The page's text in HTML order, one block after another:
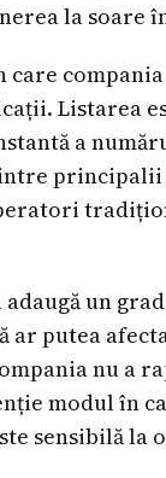
la soare
compania
Listarea
a
un
ar putea
nu a
modul în
sensibilă la